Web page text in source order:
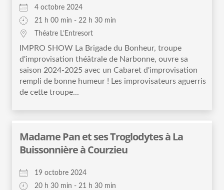
4 octobre 2024
21 h 00 min - 22 h 30 min
Théatre L’Entresort
IMPRO SHOW La Brigade du Bonheur, troupe
d'improvisation théâtrale de Narbonne, ouvre sa
saison 2024-2025 avec un Cabaret d'improvisation
rempli de bonne humeur ! Les improvisateurs aguerris
de cette troupe...
Madame Pan et ses Troglodytes à La
Buissonnière à Courzieu
19 octobre 2024
20 h 30 min - 21 h 30 min